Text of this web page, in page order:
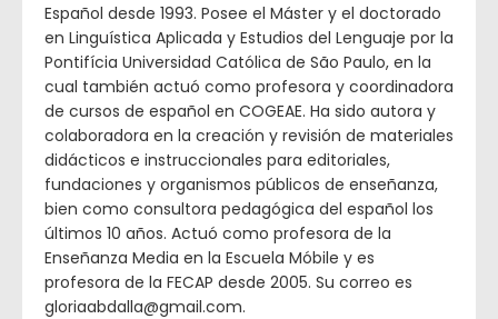
Español desde 1993. Posee el Máster y el doctorado
en Linguística Aplicada y Estudios del Lenguaje por la
Pontifícia Universidad Católica de São Paulo, en la
cual también actuó como profesora y coordinadora
de cursos de español en COGEAE. Ha sido autora y
colaboradora en la creación y revisión de materiales
didácticos e instruccionales para editoriales,
fundaciones y organismos públicos de enseñanza,
bien como consultora pedagógica del español los
últimos 10 años. Actuó como profesora de la
Enseñanza Media en la Escuela Móbile y es
profesora de la FECAP desde 2005. Su correo es
gloriaabdalla@gmail.com.